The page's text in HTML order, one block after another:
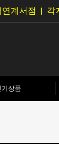
연계서점 각
기상품